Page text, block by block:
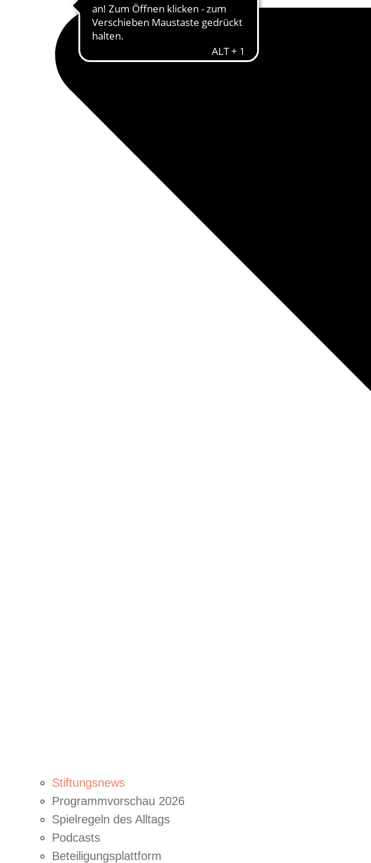
Stiftungsnews
Programmvorschau 2026
Spielregeln des Alltags
Podcasts
Beteiligungsplattform